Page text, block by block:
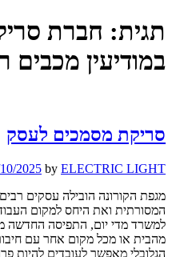
תגית: חברת
במודיעין מכבים
סריקת מסמכים לעסק
2025 by ELECTRIC LIGHT
מגפת הקורונה הובילה עסקים
המסורתית ואת היחס למקום
למשרד מדי יום, התפיסה החדשה
מהבית או מכל מקום אחר עם
הגלובלי מאפשר לעובדים להיות